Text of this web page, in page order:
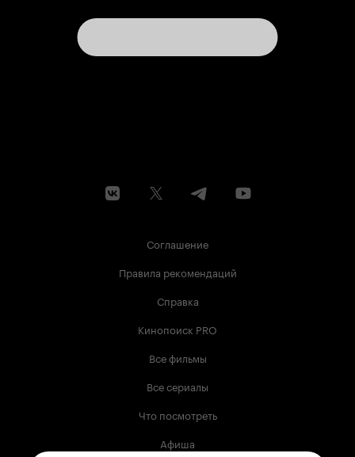
Соглашение
Правила рекомендаций
Справка
Кинопоиск PRO
Все фильмы
Все сериалы
Что посмотреть
Афиша